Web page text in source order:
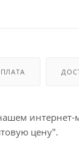
цену".